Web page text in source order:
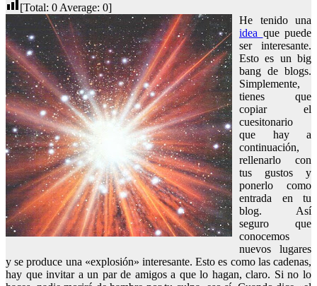
[Total: 0 Average: 0]
He tenido una
idea que puede
ser interesante.
Esto es un big
bang de blogs.
Simplemente,
tienes que
copiar el
cuesitonario
que hay a
continuación,
rellenarlo con
tus gustos y
ponerlo como
entrada en tu
blog. Así
seguro que
conocemos
nuevos lugares
y se produce una «explosión» interesante. Esto es como las cadenas,
hay que invitar a un par de amigos a que lo hagan, claro. Si no lo